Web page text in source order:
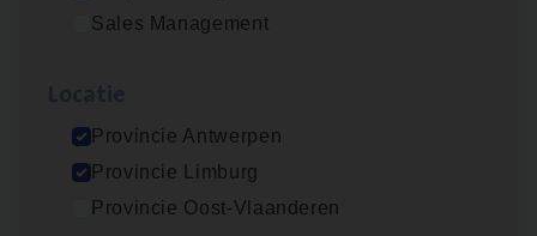
Sales Management
Provincie Antwerpen
Provincie Limburg
Provincie Oost-Vlaanderen
(Agi­le)IT Pro­ject Manager
Dos­sier­be­heer­der Gewaar­borgd Inkomen